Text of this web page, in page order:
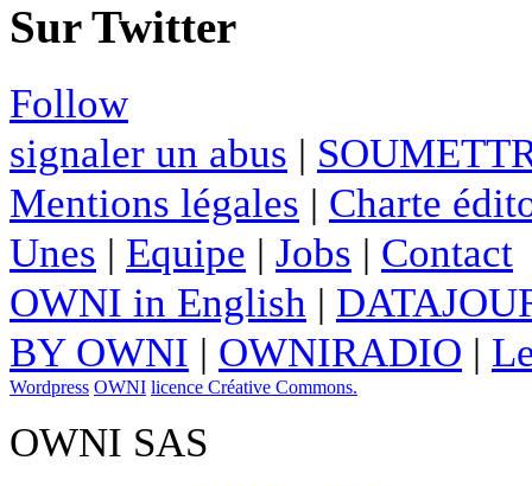
Sur Twitter
Follow
signaler un abus |
Mentions légales | Charte
Unes | Equipe | Jobs | Contact
OWNI in English |
BY OWNI | OWNIRADIO |
Wordpress OWNI licence Créative Commons.
OWNI SAS